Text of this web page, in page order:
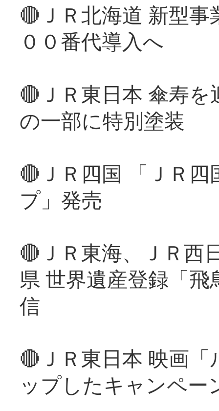
🔴ＪＲ北海道 新型
００番代導入へ
🔴ＪＲ東日本 傘寿
の一部に特別塗装
🔴ＪＲ四国 「ＪＲ
プ」発売
🔴ＪＲ東海、ＪＲ西
県 世界遺産登録「
信
🔴ＪＲ東日本 映画
ップしたキャンペー